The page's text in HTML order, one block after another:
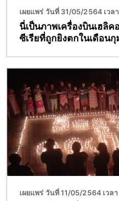
เผยแพร่ วันที่ 31/05/2564 เวล
นี่เป็นภาพเครื่องบินเฮลิ
ซีเรียที่ถูกยิงตกในเดือน
เผยแพร่ วันที่ 11/05/2564 เวล